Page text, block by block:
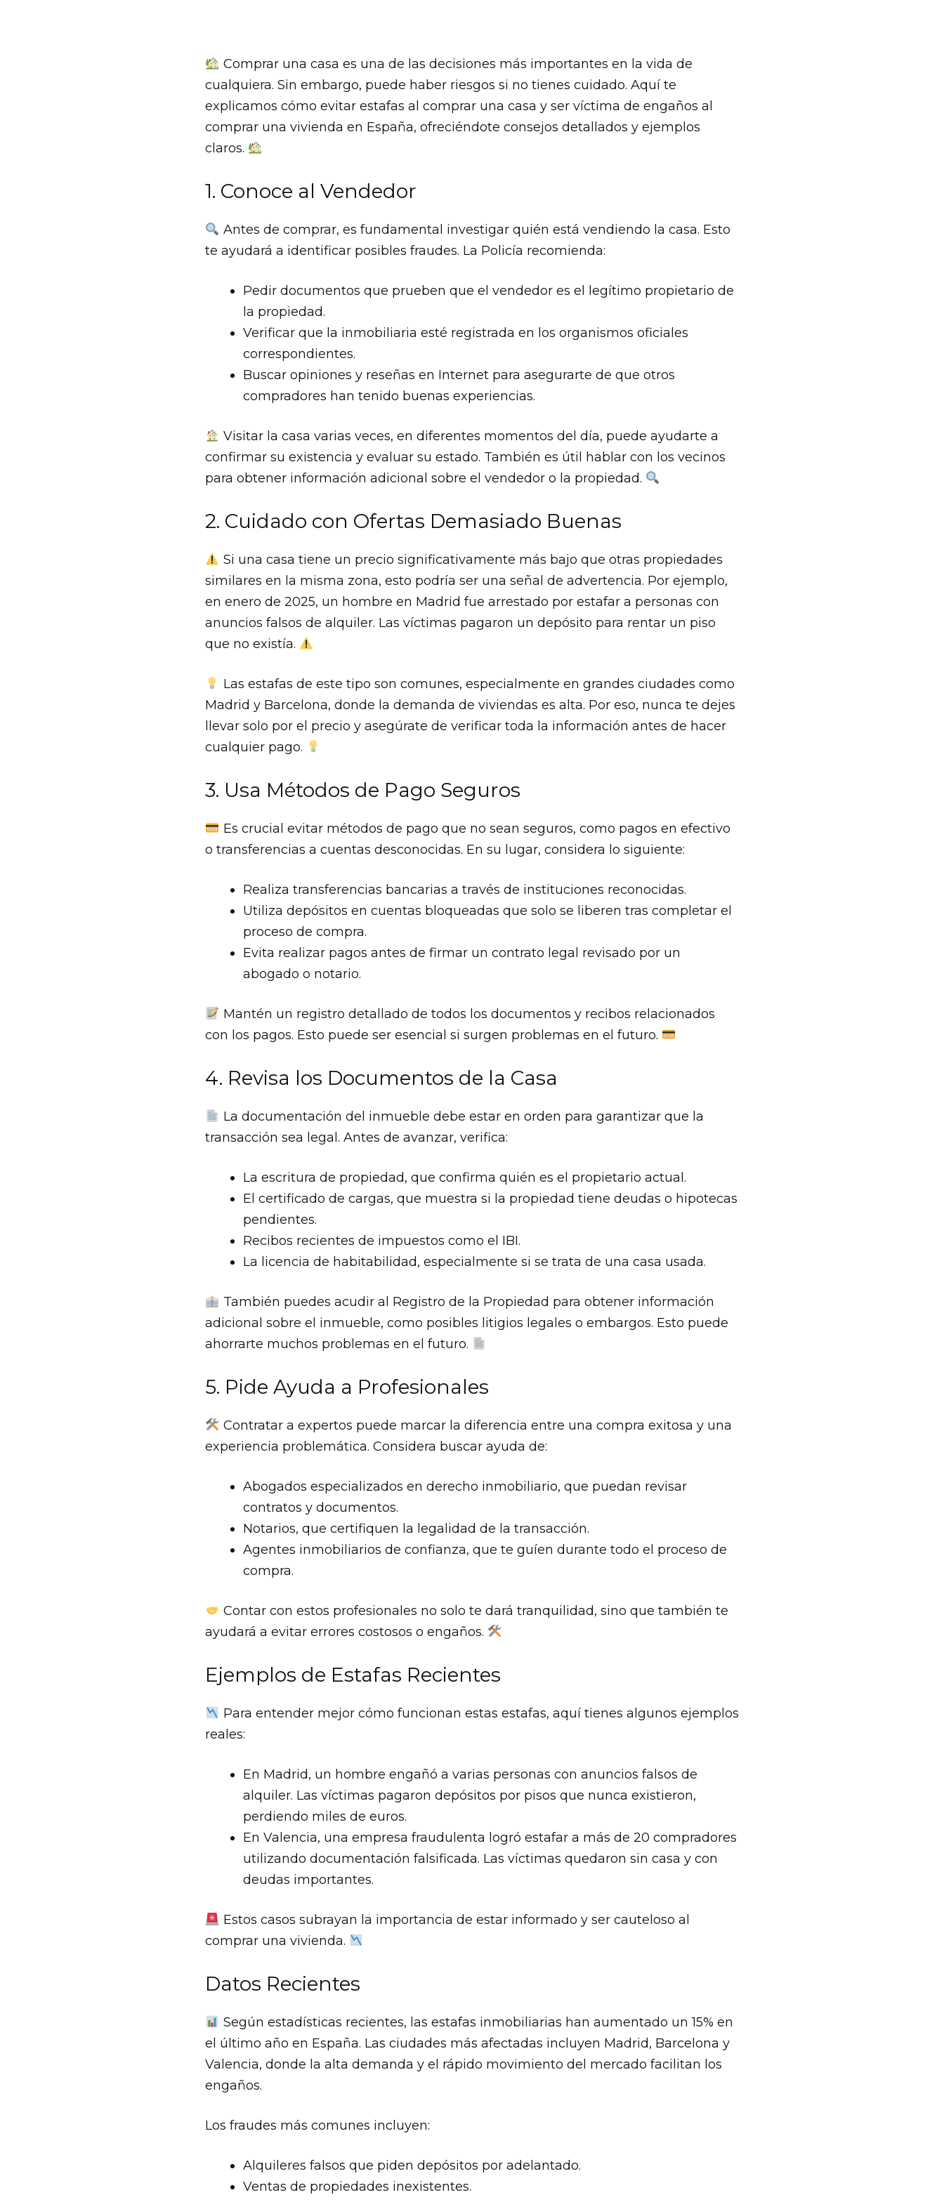
Comprar una casa es una de las decisiones más importantes en la vida de
cualquiera. Sin embargo, puede haber riesgos si no tienes cuidado. Aquí te
explicamos cómo evitar estafas al comprar una casa y ser víctima de engaños al
comprar una vivienda en España, ofreciéndote consejos detallados y ejemplos
claros.
1. Conoce al Vendedor
Antes de comprar, es fundamental investigar quién está vendiendo la casa. Esto
te ayudará a identificar posibles fraudes. La Policía recomienda:
Pedir documentos que prueben que el vendedor es el legítimo propietario de
la propiedad.
Verificar que la inmobiliaria esté registrada en los organismos oficiales
correspondientes.
Buscar opiniones y reseñas en Internet para asegurarte de que otros
compradores han tenido buenas experiencias.
Visitar la casa varias veces, en diferentes momentos del día, puede ayudarte a
confirmar su existencia y evaluar su estado. También es útil hablar con los vecinos
para obtener información adicional sobre el vendedor o la propiedad.
2. Cuidado con Ofertas Demasiado Buenas
Si una casa tiene un precio significativamente más bajo que otras propiedades
similares en la misma zona, esto podría ser una señal de advertencia. Por ejemplo,
en enero de 2025, un hombre en Madrid fue arrestado por estafar a personas con
anuncios falsos de alquiler. Las víctimas pagaron un depósito para rentar un piso
que no existía.
Las estafas de este tipo son comunes, especialmente en grandes ciudades como
Madrid y Barcelona, donde la demanda de viviendas es alta. Por eso, nunca te dejes
llevar solo por el precio y asegúrate de verificar toda la información antes de hacer
cualquier pago.
3. Usa Métodos de Pago Seguros
Es crucial evitar métodos de pago que no sean seguros, como pagos en efectivo
o transferencias a cuentas desconocidas. En su lugar, considera lo siguiente:
Realiza transferencias bancarias a través de instituciones reconocidas.
Utiliza depósitos en cuentas bloqueadas que solo se liberen tras completar el
proceso de compra.
Evita realizar pagos antes de firmar un contrato legal revisado por un
abogado o notario.
Mantén un registro detallado de todos los documentos y recibos relacionados
con los pagos. Esto puede ser esencial si surgen problemas en el futuro.
4. Revisa los Documentos de la Casa
La documentación del inmueble debe estar en orden para garantizar que la
transacción sea legal. Antes de avanzar, verifica:
La escritura de propiedad, que confirma quién es el propietario actual.
El certificado de cargas, que muestra si la propiedad tiene deudas o hipotecas
pendientes.
Recibos recientes de impuestos como el IBI.
La licencia de habitabilidad, especialmente si se trata de una casa usada.
También puedes acudir al Registro de la Propiedad para obtener información
adicional sobre el inmueble, como posibles litigios legales o embargos. Esto puede
ahorrarte muchos problemas en el futuro.
5. Pide Ayuda a Profesionales
Contratar a expertos puede marcar la diferencia entre una compra exitosa y una
experiencia problemática. Considera buscar ayuda de:
Abogados especializados en derecho inmobiliario, que puedan revisar
contratos y documentos.
Notarios, que certifiquen la legalidad de la transacción.
Agentes inmobiliarios de confianza, que te guíen durante todo el proceso de
compra.
Contar con estos profesionales no solo te dará tranquilidad, sino que también te
ayudará a evitar errores costosos o engaños.
Ejemplos de Estafas Recientes
Para entender mejor cómo funcionan estas estafas, aquí tienes algunos ejemplos
reales:
En Madrid, un hombre engañó a varias personas con anuncios falsos de
alquiler. Las víctimas pagaron depósitos por pisos que nunca existieron,
perdiendo miles de euros.
En Valencia, una empresa fraudulenta logró estafar a más de 20 compradores
utilizando documentación falsificada. Las víctimas quedaron sin casa y con
deudas importantes.
Estos casos subrayan la importancia de estar informado y ser cauteloso al
comprar una vivienda.
Datos Recientes
Según estadísticas recientes, las estafas inmobiliarias han aumentado un 15% en
el último año en España. Las ciudades más afectadas incluyen Madrid, Barcelona y
Valencia, donde la alta demanda y el rápido movimiento del mercado facilitan los
engaños.
Los fraudes más comunes incluyen:
Alquileres falsos que piden depósitos por adelantado.
Ventas de propiedades inexistentes.